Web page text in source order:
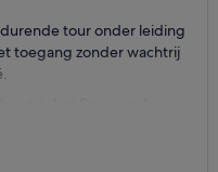
tour onder leiding
toegang zonder wachtrij
het Dogenpaleis.
stad en is het centrum